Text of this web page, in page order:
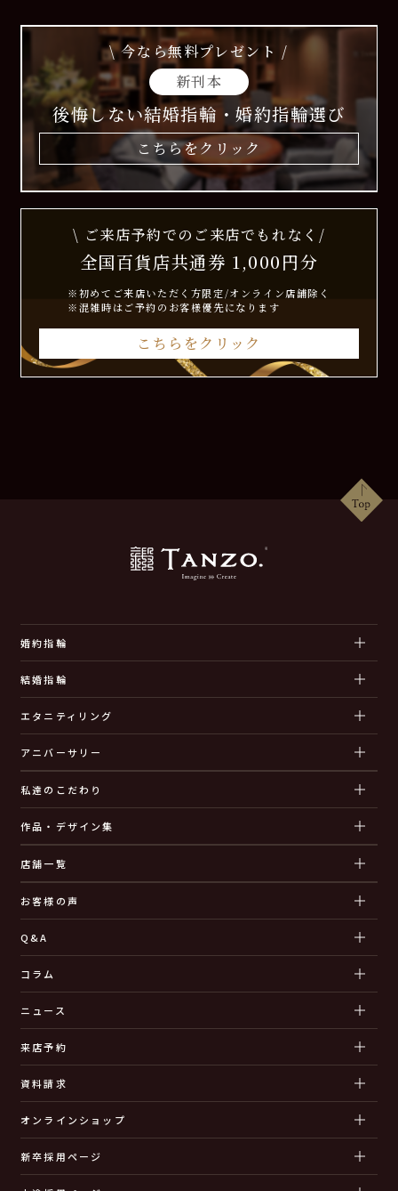
\ 今なら無料プレゼント /
新刊本
後悔しない結婚指輪・婚約指輪選び
こちらをクリック
\ ご来店予約でのご来店でもれなく/
全国百貨店共通券 1,000円分
※初めてご来店いただく方限定/オンライン店舗除く
※混雑時はご予約のお客様優先になります
こちらをクリック
婚約指輪
結婚指輪
エタニティリング
アニバーサリー
私達のこだわり
作品・デザイン集
店舗一覧
お客様の声
Q&A
コラム
ニュース
来店予約
資料請求
オンラインショップ
新卒採用ページ